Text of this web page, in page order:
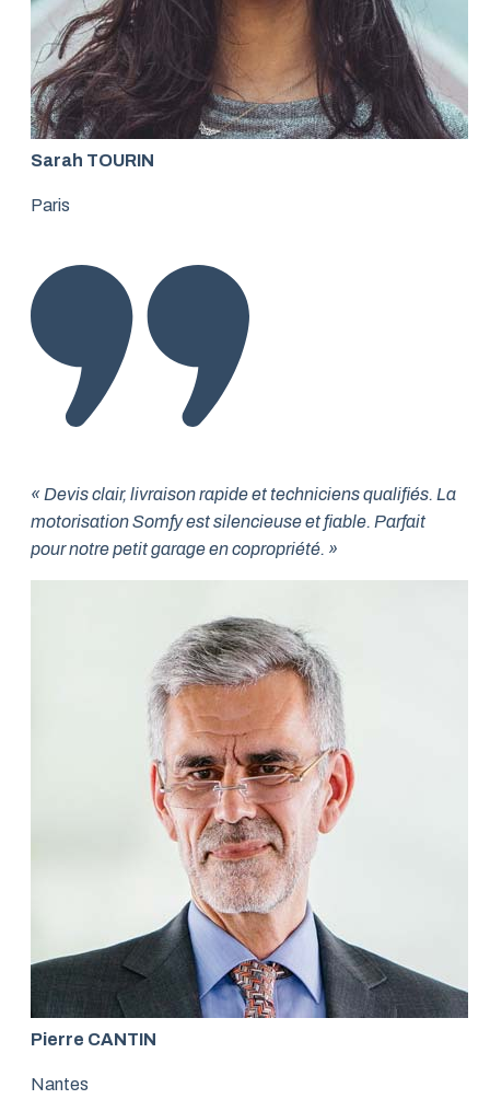
Sarah TOURIN
Paris
« Devis clair, livraison rapide et techniciens qualifiés. La
motorisation Somfy est silencieuse et fiable. Parfait
pour notre petit garage en copropriété. »
Pierre CANTIN
Nantes